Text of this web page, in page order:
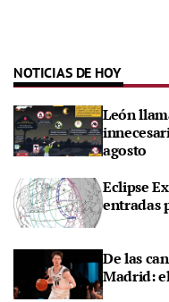
NOTICIAS DE HOY
León
agosto
Eclipse
entradas
De las
Madrid: